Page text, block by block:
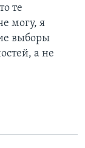
те
могу, я
выборы
а не